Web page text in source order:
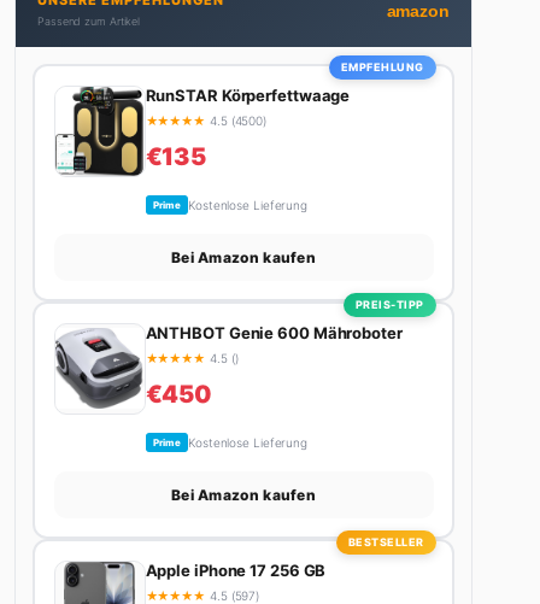
Süchtige (3+ Tassen am Tag, Minimum), Podcast-
Hörerin und verbringt ihre Wochenenden am
liebsten in der Natur oder auf dem nächsten
Flohmarkt.
Passend zum Artikel
amazon
EMPFEHLUNG
RunSTAR Körperfettwaage
★★★★★ 4.5 (4500)
€135
Prime Kostenlose Lieferung
Bei Amazon kaufen
PREIS-TIPP
ANTHBOT Genie 600 Mähroboter
★★★★★ 4.5 ()
€450
Prime Kostenlose Lieferung
Bei Amazon kaufen
BESTSELLER
Apple iPhone 17 256 GB
★★★★★ 4.5 (597)